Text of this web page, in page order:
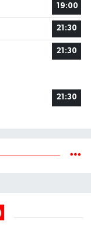
19:00
21:30
21:30
21:30